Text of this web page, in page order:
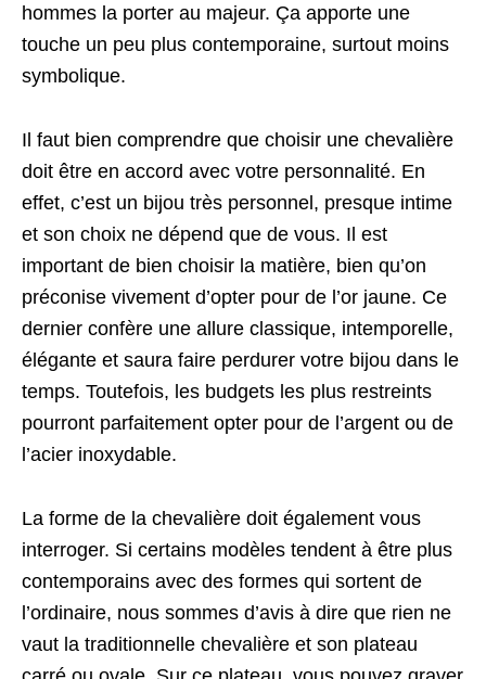
hommes la porter au majeur. Ça apporte une
touche un peu plus contemporaine, surtout moins
symbolique.
Il faut bien comprendre que choisir une chevalière
doit être en accord avec votre personnalité. En
effet, c’est un bijou très personnel, presque intime
et son choix ne dépend que de vous. Il est
important de bien choisir la matière, bien qu’on
préconise vivement d’opter pour de l’or jaune. Ce
dernier confère une allure classique, intemporelle,
élégante et saura faire perdurer votre bijou dans le
temps. Toutefois, les budgets les plus restreints
pourront parfaitement opter pour de l’argent ou de
l’acier inoxydable.
La forme de la chevalière doit également vous
interroger. Si certains modèles tendent à être plus
contemporains avec des formes qui sortent de
l’ordinaire, nous sommes d’avis à dire que rien ne
vaut la traditionnelle chevalière et son plateau